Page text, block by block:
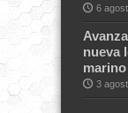
6
nueva
3